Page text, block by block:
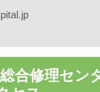
合修理セン